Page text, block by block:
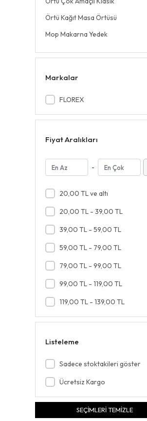
Örtü Kağıt Masa Örtüsü
Mop Makarna Yedek
Bez Temizlik
Mendil Kağıt
Çöp Torba
Mop Otomatik Yedek Takım
Mop Sprey Yedek Paspas
Mop Havlu
Islak Mendil Havlu ( Yüzey Temizlik )
Mop Örgülü İp
Lavabo Açar Granül
Kireç Çözücü & Limon Tuzu
Klozet & Wc Temizleme Blok
Kıskaç Otomatik Çöp Toplama
Markalar
FLOREX
Fiyat Aralıkları
-
20,00 TL ve altı
20,00 TL - 39,00 TL
39,00 TL - 59,00 TL
59,00 TL - 79,00 TL
79,00 TL - 99,00 TL
99,00 TL - 119,00 TL
119,00 TL - 139,00 TL
Listeleme
Sadece stoktakileri göster
Ücretsiz Kargo
SEÇİMLERİ TEMİZLE